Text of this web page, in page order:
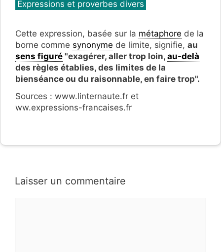
Expressions et proverbes divers
Cette expression, basée sur la métaphore de la
borne comme synonyme de limite, signifie, au
sens figuré "exagérer, aller trop loin, au-delà
des règles établies, des limites de la
bienséance ou du raisonnable, en faire trop".
Sources : www.linternaute.fr et
ww.expressions-francaises.fr
Laisser un commentaire